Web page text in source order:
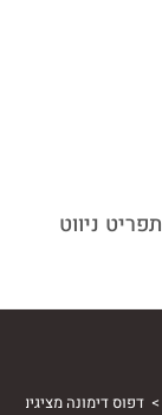
תפריט ניווט
> דפוס דימונה מציגים